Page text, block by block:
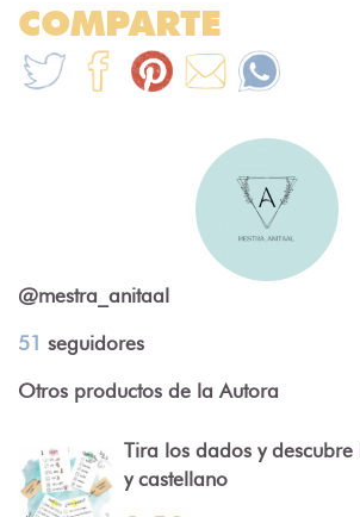
COMPARTE
@mestra_anitaal
51 seguidores
Otros productos de la Autora
Tira los dados y
y castellano